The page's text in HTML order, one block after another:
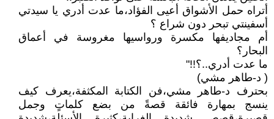
أتراه حمل الأشواق أعيى الفؤاد،ما عدت أدري يا سيدتي
أسفينتي تبحر دون شراع ؟
أم مجاديفها مكسرة ورواسيها مغروسة في أعماق
البحار؟
ما عدت أدري..؟!!"
( د-طاهر مشي)
بحترف د-طاهر مشي،فن الكتابة المكثفة،يعرف كيف
ينسج بمهارة فائقة قصةً من بضع كلماتٍ وجمل